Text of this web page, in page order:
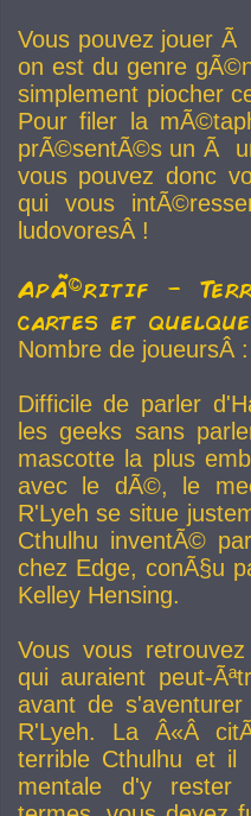
Vous pouvez jouer
on est du genre
simplement piocher
Pour filer la
prÃ©sentÃ©s un Ã
vous pouvez donc
qui vous
ludovoresÂ !
ApÃ©ritif -
cartes et
Nombre de
Difficile de parler
les geeks sans
mascotte la plus
avec le dÃ©, le
R'Lyeh se situe
Cthulhu inventÃ©
chez Edge, conÃ§u
Kelley Hensing.
Vous vous
qui auraient peut-
avant de
R'Lyeh. La Â«Â
terrible Cthulhu et
mentale d'y rester